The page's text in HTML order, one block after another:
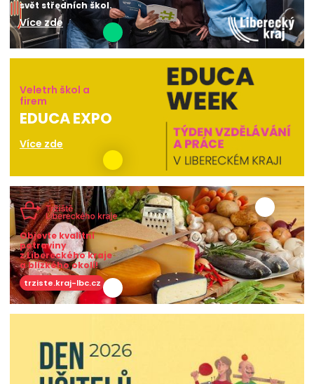
svět středních škol.
Více zde
Veletrh škol a
firem
EDUCA EXPO
Více zde
Objevte kvalitní
potraviny
z Libereckého kraje
a blízkého okolí!
trziste.kraj-lbc.cz